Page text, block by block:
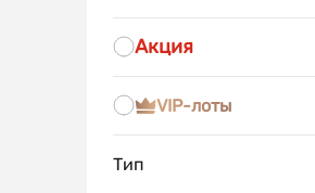
Акция
VIP-лоты
Тип